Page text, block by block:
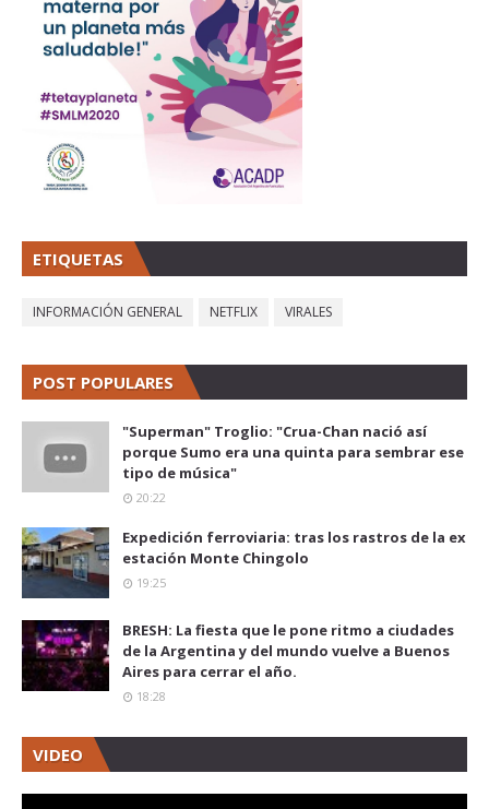
ETIQUETAS
INFORMACIÓN GENERAL NETFLIX VIRALES
POST POPULARES
"Superman" Troglio: "Crua-Chan nació así
porque Sumo era una quinta para sembrar ese
tipo de música"
20:22
Expedición ferroviaria: tras los rastros de la ex
estación Monte Chingolo
19:25
BRESH: La fiesta que le pone ritmo a ciudades
de la Argentina y del mundo vuelve a Buenos
Aires para cerrar el año.
18:28
VIDEO